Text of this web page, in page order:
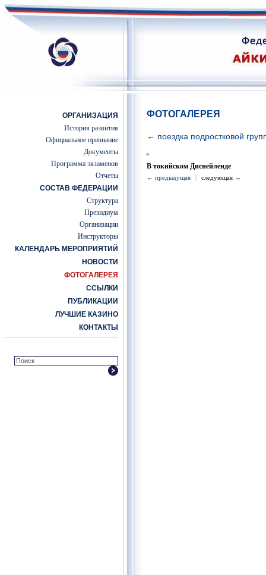
ОРГАНИЗАЦИЯ
История развития
Официальное признание
Документы
Программа экзаменов
Отчеты
СОСТАВ ФЕДЕРАЦИИ
Структура
Президиум
Организации
Инструкторы
КАЛЕНДАРЬ МЕРОПРИЯТИЙ
НОВОСТИ
ФОТОГАЛЕРЕЯ
ССЫЛКИ
ПУБЛИКАЦИИ
ЛУЧШИЕ КАЗИНО
КОНТАКТЫ
ФОТОГАЛЕРЕЯ
← поездка подростковой
В токийском Диснейленде
← предыдущая | следующая →